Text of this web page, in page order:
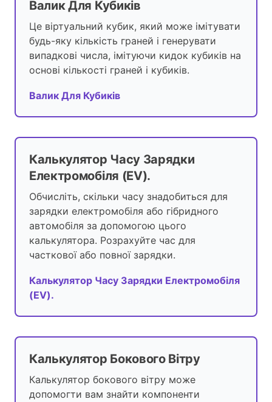
Валик Для Кубиків
Це віртуальний кубик, який може імітувати
будь-яку кількість граней і генерувати
випадкові числа, імітуючи кидок кубиків на
основі кількості граней і кубиків.
Валик Для Кубиків
Калькулятор Часу Зарядки
Електромобіля (EV).
Обчисліть, скільки часу знадобиться для
зарядки електромобіля або гібридного
автомобіля за допомогою цього
калькулятора. Розрахуйте час для
часткової або повної зарядки.
Калькулятор Часу Зарядки Електромобіля
(EV).
Калькулятор Бокового Вітру
Калькулятор бокового вітру може
допомогти вам знайти компоненти